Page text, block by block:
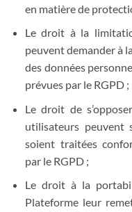
en matière de
Le droit à la
peuvent demander à
des données
prévues par le RGPD ;
Le droit de
utilisateurs peuvent
soient traitées
par le RGPD ;
Le droit à la
Plateforme leur